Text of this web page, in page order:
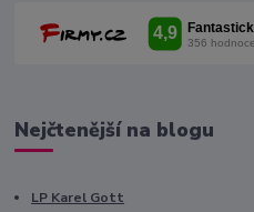
Nejčtenější na blogu
LP Karel Gott